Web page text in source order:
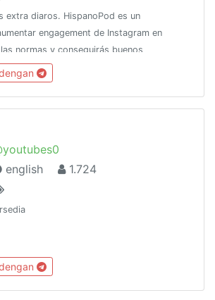
extra diaros. HispanoPod es un
engagement de Instagram en
normas y conseguirás buenos
usar AutoLiker o similar para hacerlo
info 👉🏻 @AyudaPodBot
english
1.724